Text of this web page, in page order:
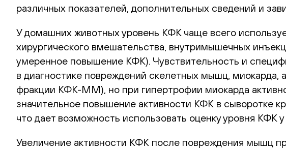
различных показателей, дополнительных сведений и
У домашних животных уровень КФК чаще всего
хирургического вмешательства, внутримышечных
умеренное повышение КФК). Чувствительность и
в диагностике повреждений скелетных мышц, миокарда,
фракции КФК-ММ), но при гипертрофии миокарда
значительное повышение активности КФК в сыворотке
что дает возможность использовать оценку уровня КФК
Увеличение активности КФК после повреждения мышц